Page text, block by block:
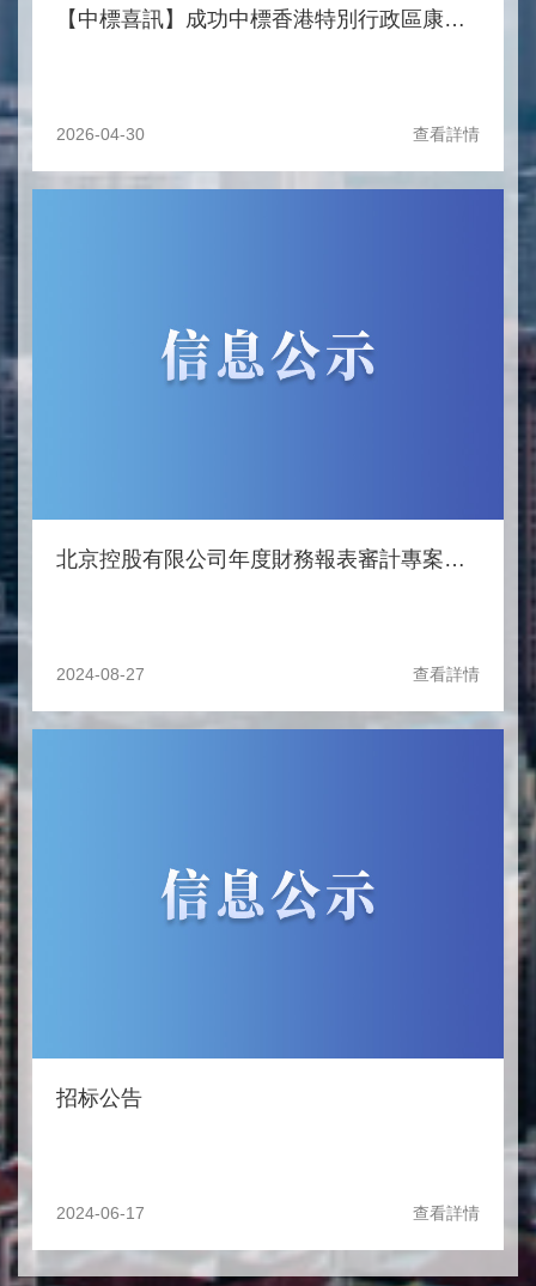
【中標喜訊】成功中標香港特別行政區康樂及文化事務署於離島、荃灣、屯門、元朗及葵青區的康樂場地提供清潔及輔助服務專案
2026-04-30 查看詳情
北京控股有限公司年度財務報表審計專案中標候選人公示
2024-08-27 查看詳情
招标公告
2024-06-17 查看詳情